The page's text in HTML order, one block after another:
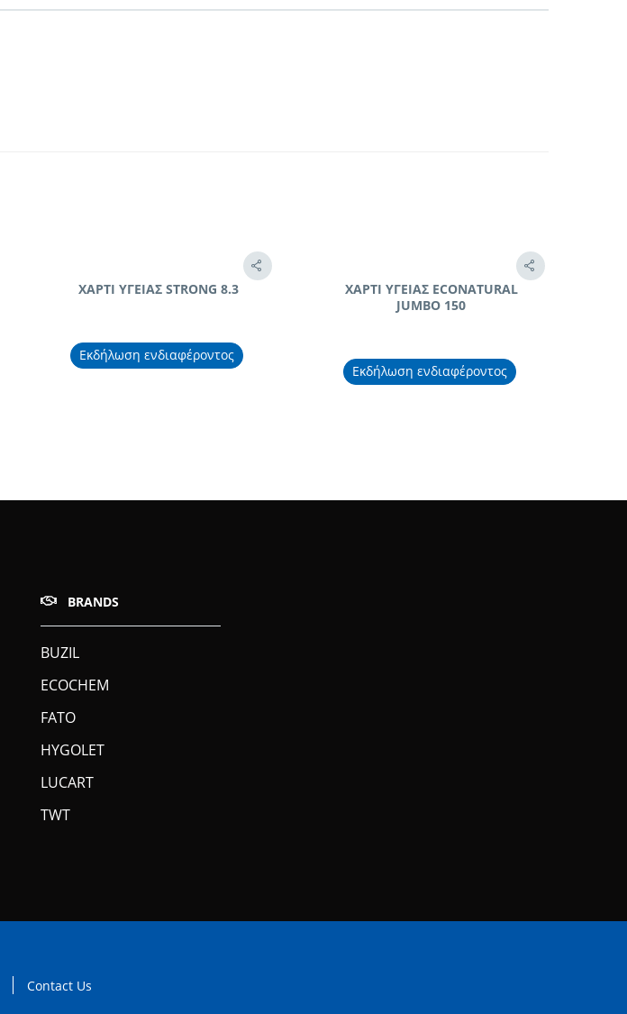
ΧΑΡΤΙ ΥΓΕΙΑΣ STRONG 8.3
Εκδήλωση ενδιαφέροντος
ΧΑΡΤΙ ΥΓΕΙΑΣ ECONATURAL
JUMBO 150
Εκδήλωση ενδιαφέροντος
BRANDS
BUZIL
ECOCHEM
FATO
HYGOLET
LUCART
TWT
Contact Us